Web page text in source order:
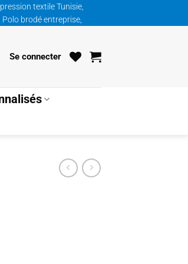
textile Tunisie,
brodé entreprise,
Se connecter